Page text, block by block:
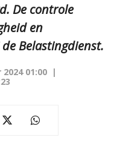
De controle
en
Belastingdienst.
01:00 |